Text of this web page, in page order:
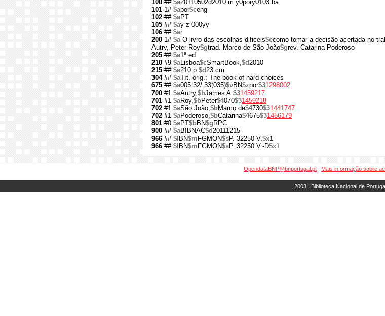
100 ## $a20110502d2010 m y0pory0103 ba
101 1# $apor$ceng
102 ## $aPT
105 ## $ay z 000yy
106 ## $ar
200 1# $aO livro das escolhas dificeis$ecomo tomar a decisão acertada no
Autry, Peter Roy$gtrad. Marco de São João$grev. Catarina Poderoso
205 ## $a1ª ed
210 #9 $aLisboa$cSmartBook,$d2010
215 ## $a210 p.$d23 cm
304## $aTít. orig.: The book of hard choices
675 ## $a005.32/.33(035)$vBN$zpor$31298002
700 #1 $aAutry,$bJames A.$31459217
701 #1 $aRoy,$bPeter$4070$31459218
702 #1 $aSão João,$bMarco de$4730$31441747
702 #1 $aPoderoso,$bCatarina$4675$31456179
801 #0 $aPT$bBN$g RPC
900 ## $aBIBNAC$d20111215
966 ## $l BN$m FGMON$sP. 32250 V.$x1
966 ## $l BN$m FGMON$sP. 32250 V.-D$x1
OpendataBNP@bnportugal.pt | Mais informação sobre
2003 | Biblioteca Nacional de